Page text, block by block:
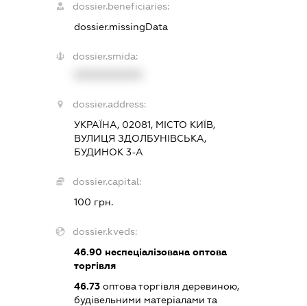
dossier.beneficiaries:
dossier.missingData
dossier.smida:
dossier.address:
УКРАЇНА, 02081, МІСТО КИЇВ,
ВУЛИЦЯ ЗДОЛБУНІВСЬКА,
БУДИНОК 3-А
dossier.capital:
100 грн.
dossier.kveds:
46.90 неспеціалізована оптова
торгівля
46.73 оптова торгівля деревиною,
будівельними матеріалами та